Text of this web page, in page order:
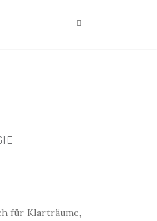
für Klarträume,